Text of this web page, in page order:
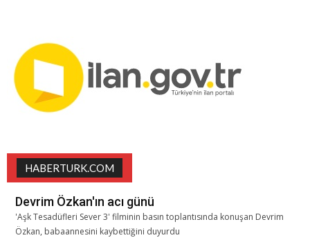
HABERTURK.COM
Devrim Özkan'ın acı günü
'Aşk Tesadüfleri Sever 3' filminin basın toplantısında konuşan Devrim
Özkan, babaannesini kaybettiğini duyurdu